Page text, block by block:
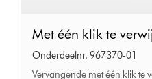
Met
één
klik
Met één klik te
Onderdeelnr. 967370-01
Vervangende met één klik te